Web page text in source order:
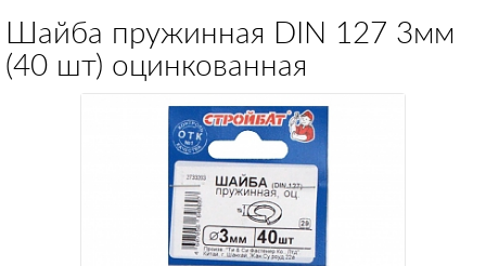
Шайба пружинная DIN 127 3мм
(40 шт) оцинкованная